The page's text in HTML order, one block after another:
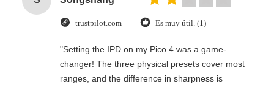
trustpilot.com Es muy útil. (1)
"Setting the IPD on my Pico 4 was a game-
changer! The three physical presets cover most
ranges, and the difference in sharpness is